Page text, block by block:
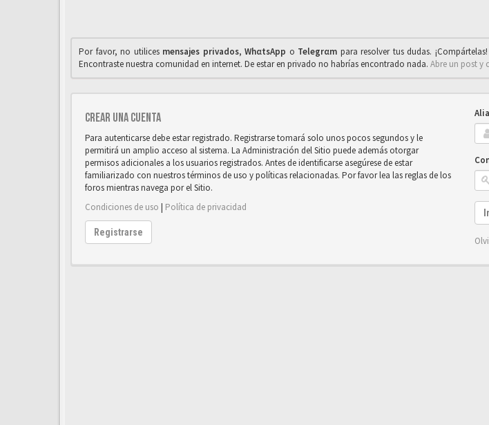
Por favor, no utilices mensajes privados,WhαtsApp o Telegrαm para resolver tus dudas.
Encontraste nuestra comunidad en internet. De estar en privado no habrías encontrado nada. Abre un post y
Crear una cuenta
Para autenticarse debe estar registrado. Registrarse tomará solo unos pocos segundos y le
permitirá un amplio acceso al sistema. La Administración del Sitio puede además otorgar
permisos adicionales a los usuarios registrados. Antes de identificarse asegúrese de estar
familiarizado con nuestros términos de uso y políticas relacionadas. Por favor lea las reglas de los
foros mientras navega por el Sitio.
Condiciones de uso | Política de privacidad
Registrarse